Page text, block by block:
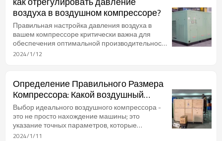
воздуха в воздушном компрессоре?
Правильная настройка давления воздуха в
вашем компрессоре критически важна для
обеспечения оптимальной производительности
и безопасности. Вот полное руководство, чтобы
2024/1/12
Определение Правильного Размера
Компрессора: Какой воздушный
компрессор мне нужен?
Выбор идеального воздушного компрессора -
это не просто нахождение машины; это
указание точных параметров, которые
соответствуют вашим потребностям. Давайте
2024/1/11